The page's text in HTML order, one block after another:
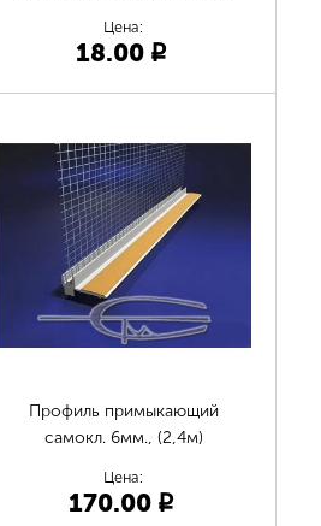
Цена:
18.00 p
Профиль примыкающий
самокл. 6мм., (2,4м)
Цена:
170.00 p